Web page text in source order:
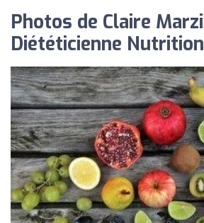
Photos de Claire
Diététicienne